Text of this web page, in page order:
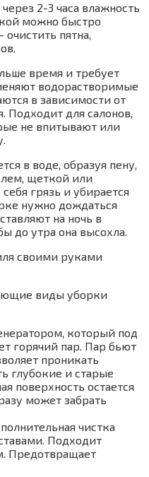
2-3 часа влажность
можно быстро
пятна,
время и требует
водорастворимые
в зависимости от
Подходит для салонов,
не впитывают или
в воде, образуя пену,
щеткой или
грязь и убирается
нужно дождаться
на ночь в
до утра она высохла.
виды уборки
который под
горячий пар. Пар бьют
проникать
глубокие и старые
поверхность остается
может забрать
чистка
Подходит
Предотвращает